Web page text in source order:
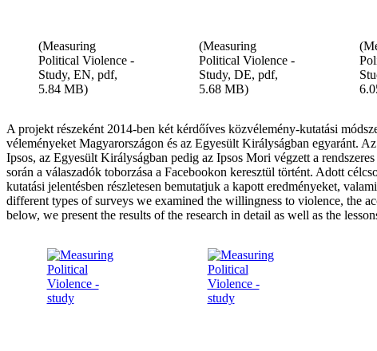
(Measuring
Political Violence -
Study, EN, pdf,
5.84 MB)
(Measuring
Political Violence -
Study, DE, pdf,
5.68 MB)
A projekt részeként 2014-ben két kérdőíves közvélemény-kutatási
véleményeket Magyarországon és az Egyesült Királyságban egyaránt.
Ipsos, az Egyesült Királyságban pedig az Ipsos Mori végzett a
során a válaszadók toborzása a Facebookon keresztül történt. Adott
kutatási jelentésben részletesen bemutatjuk a kapott eredményeket,
different types of surveys we examined the willingness to violence, the
below, we present the results of the research in detail as well as the